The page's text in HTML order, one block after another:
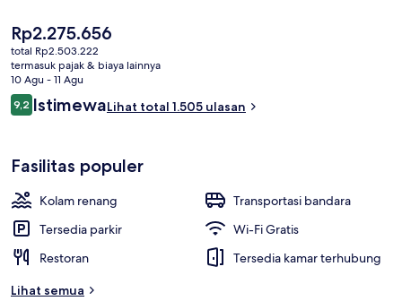
dan pusat kebugaran 24 jam adalah keunggulan lain yang bisa Anda
nikmati. Para traveler terkesan dengan tempat tidur di kamar dan
staf.
Harga
saat
ini
Rp2.275.656
Rp2.275.656
total Rp2.503.222
termasuk pajak & biaya lainnya
10 Agu - 11 Agu
Ulasan
9,29,2 dari 10
IstimewaLihat total 1.505 ulasan
Fasilitas populer
Kolam renang
Transportasi bandara
Tersedia parkir
Wi-Fi Gratis
Restoran
Tersedia kamar terhubung
Lihat semua